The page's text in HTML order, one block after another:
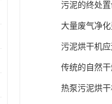
污泥的终处
大量废气净
污泥烘干机
传统的自然
热泵污泥烘